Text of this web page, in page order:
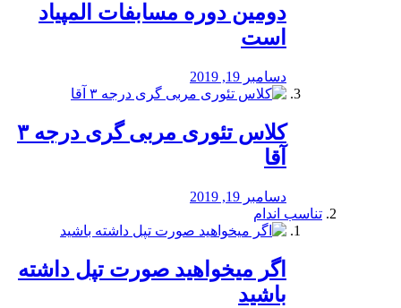
دومین دوره مسابفات المپیاد
است
دسامبر 19, 2019
کلاس تئوری مربی گری درجه ۳
آقا
دسامبر 19, 2019
تناسب اندام
اگر میخواهید صورت تپل داشته
باشید